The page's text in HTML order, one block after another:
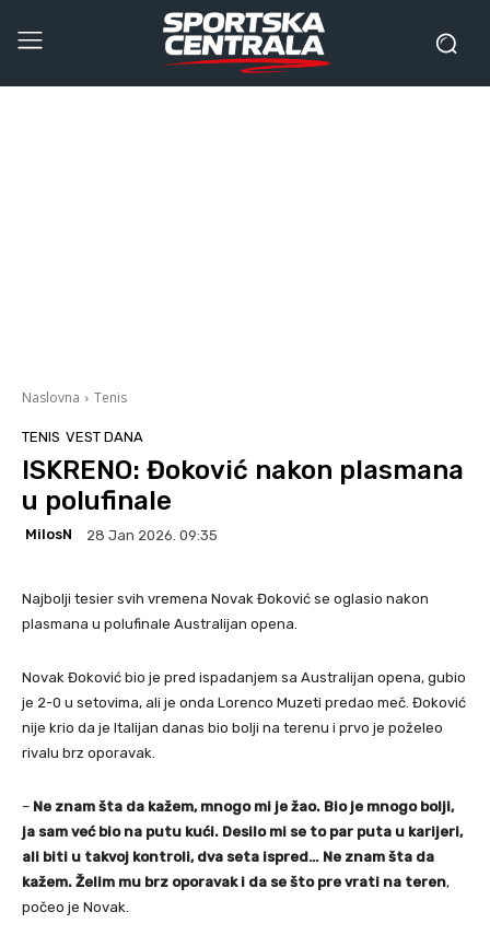
Naslovna Tenis
TENIS VEST DANA
ISKRENO: Đoković nakon plasmana
u polufinale
MilosN 28 Jan 2026. 09:35
Najbolji tesier svih vremena Novak Đoković se oglasio nakon
plasmana u polufinale Australijan opena.
Novak Đoković bio je pred ispadanjem sa Australijan opena, gubio
je 2-0 u setovima, ali je onda Lorenco Muzeti predao meč. Đoković
nije krio da je Italijan danas bio bolji na terenu i prvo je poželeo
rivalu brz oporavak.
– Ne znam šta da kažem, mnogo mi je žao. Bio je mnogo bolji,
ja sam već bio na putu kući. Desilo mi se to par puta u karijeri,
ali biti u takvoj kontroli, dva seta ispred… Ne znam šta da
kažem. Želim mu brz oporavak i da se što pre vrati na teren,
počeo je Novak.